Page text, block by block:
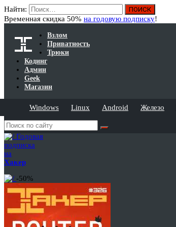
Найти:
Временная скидка 50% на годовую подписку!
Взлом
Приватность
Трюки
Кодинг
Админ
Geek
Магазин
Windows Linux Android Железо
Годовая
подписка
на
Хакер
-50%